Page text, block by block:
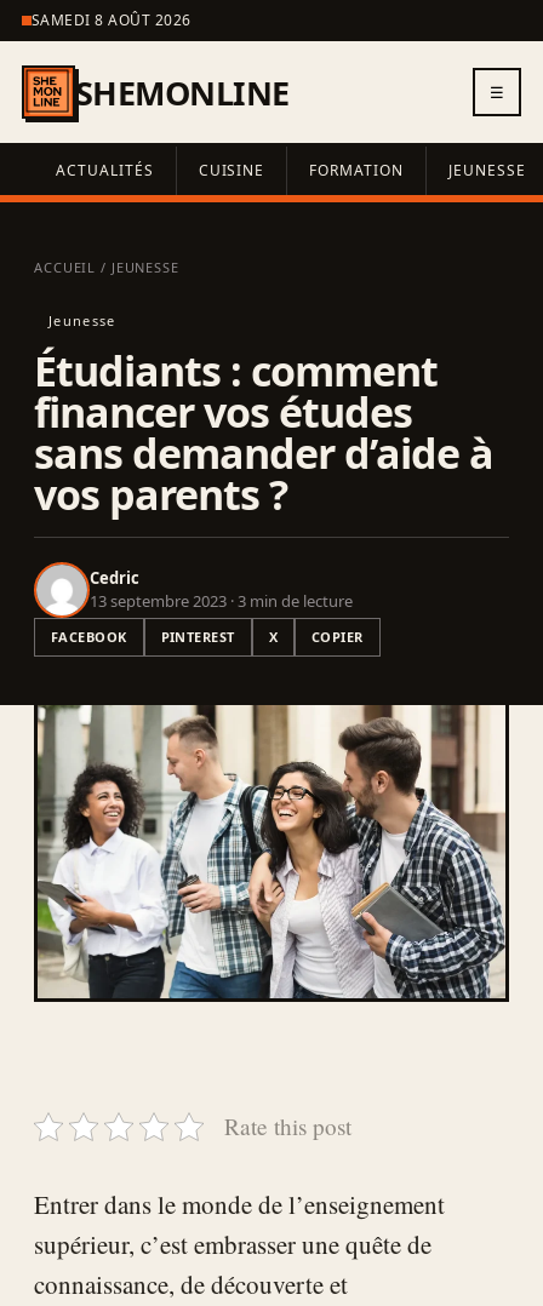
SAMEDI 8 AOÛT 2026
SHEMONLINE ☰
ACTUALITÉS CUISINE FORMATION JEUNESSE
ACCUEIL / JEUNESSE
Jeunesse
Étudiants : comment
financer vos études
sans demander d’aide à
vos parents ?
Cedric
13 septembre 2023 · 3 min de lecture
FACEBOOK PINTEREST X COPIER
Rate this post
Entrer dans le monde de l’enseignement
supérieur, c’est embrasser une quête de
connaissance, de découverte et